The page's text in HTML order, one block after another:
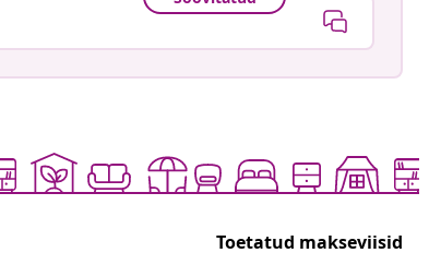
Toetatud makseviisid